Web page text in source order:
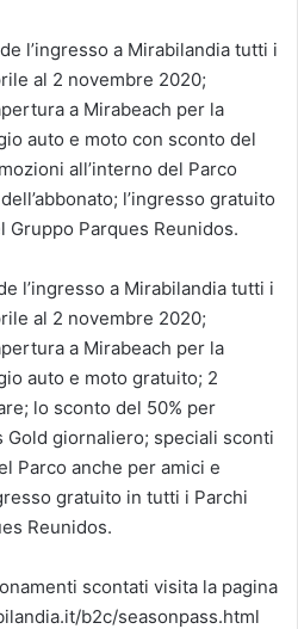
l’ingresso a Mirabilandia tutti i
al 2 novembre 2020;
a Mirabeach per la
auto e moto con sconto del
all’interno del Parco
l’ingresso gratuito
Parques Reunidos.
l’ingresso a Mirabilandia tutti i
al 2 novembre 2020;
a Mirabeach per la
auto e moto gratuito; 2
lo sconto del 50% per
Gold giornaliero; speciali sconti
Parco anche per amici e
gratuito in tutti i Parchi
Reunidos.
scontati visita la pagina
b2c/seasonpass.html